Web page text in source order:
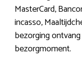
MasterCard,
incasso,
bezorging
bezorgmoment.